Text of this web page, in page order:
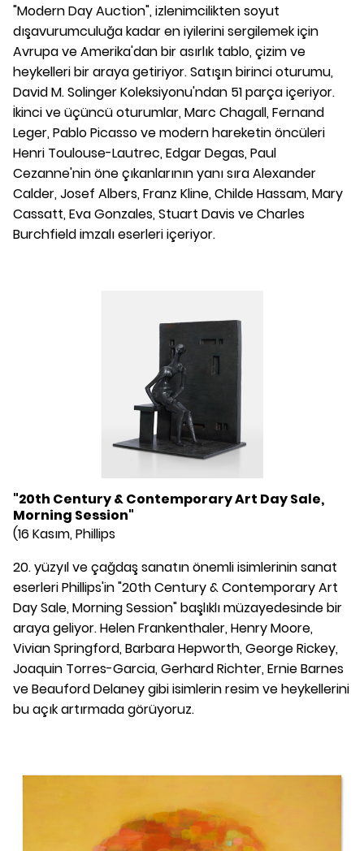
"Modern Day Auction", izlenimcilikten soyut
dışavurumculuğa kadar en iyilerini sergilemek için
Avrupa ve Amerika'dan bir asırlık tablo, çizim ve
heykelleri bir araya getiriyor. Satışın birinci oturumu,
David M. Solinger Koleksiyonu'ndan 51 parça içeriyor.
İkinci ve üçüncü oturumlar, Marc Chagall, Fernand
Leger, Pablo Picasso ve modern hareketin öncüleri
Henri Toulouse-Lautrec, Edgar Degas, Paul
Cezanne'nin öne çıkanlarının yanı sıra Alexander
Calder, Josef Albers, Franz Kline, Childe Hassam, Mary
Cassatt, Eva Gonzales, Stuart Davis ve Charles
Burchfield imzalı eserleri içeriyor.
"20th Century & Contemporary Art Day Sale,
Morning Session"
(16 Kasım, Phillips
20. yüzyıl ve çağdaş sanatın önemli isimlerinin sanat
eserleri Phillips'in "20th Century & Contemporary Art
Day Sale, Morning Session" başlıklı müzayedesinde bir
araya geliyor. Helen Frankenthaler, Henry Moore,
Vivian Springford, Barbara Hepworth, George Rickey,
Joaquin Torres-Garcia, Gerhard Richter, Ernie Barnes
ve Beauford Delaney gibi isimlerin resim ve heykellerini
bu açık artırmada görüyoruz.